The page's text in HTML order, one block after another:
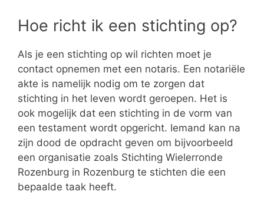
Hoe richt ik een stichting op?
Als je een stichting op wil richten moet je
contact opnemen met een notaris. Een notariële
akte is namelijk nodig om te zorgen dat
stichting in het leven wordt geroepen. Het is
ook mogelijk dat een stichting in de vorm van
een testament wordt opgericht. Iemand kan na
zijn dood de opdracht geven om bijvoorbeeld
een organisatie zoals Stichting Wielerronde
Rozenburg in Rozenburg te stichten die een
bepaalde taak heeft.